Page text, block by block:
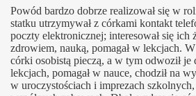
Powód bardzo dobrze realizował się w
statku utrzymywał z córkami kontakt
poczty elektronicznej; interesował się ich
zdrowiem, nauką, pomagał w lekcjach.
córki osobistą pieczą, a w tym odwoził je
lekcjach, pomagał w nauce, chodził na
w uroczystościach i imprezach szkolnych,